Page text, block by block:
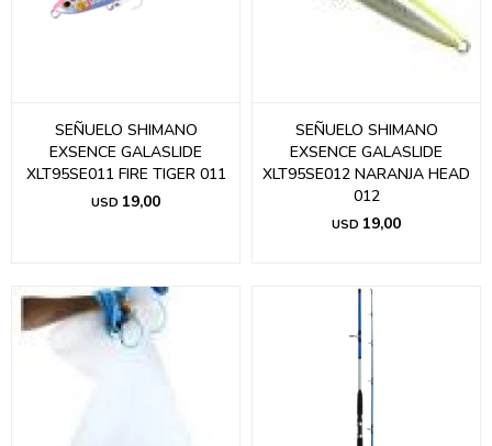
SEÑUELO SHIMANO
EXSENCE GALASLIDE
XLT95SE011 FIRE TIGER 011
USD 19,00
SEÑUELO SHIMANO
EXSENCE GALASLIDE
XLT95SE012 NARANJA HEAD
012
USD 19,00